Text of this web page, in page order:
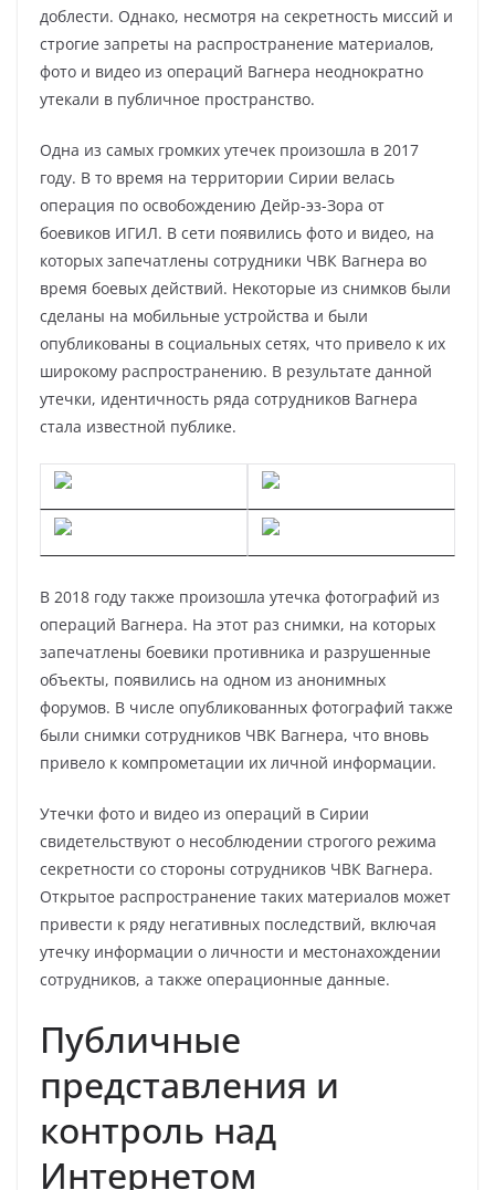
доблести. Однако, несмотря на секретность миссий и
строгие запреты на распространение материалов,
фото и видео из операций Вагнера неоднократно
утекали в публичное пространство.
Одна из самых громких утечек произошла в 2017
году. В то время на территории Сирии велась
операция по освобождению Дейр-эз-Зора от
боевиков ИГИЛ. В сети появились фото и видео, на
которых запечатлены сотрудники ЧВК Вагнера во
время боевых действий. Некоторые из снимков были
сделаны на мобильные устройства и были
опубликованы в социальных сетях, что привело к их
широкому распространению. В результате данной
утечки, идентичность ряда сотрудников Вагнера
стала известной публике.
В 2018 году также произошла утечка фотографий из
операций Вагнера. На этот раз снимки, на которых
запечатлены боевики противника и разрушенные
объекты, появились на одном из анонимных
форумов. В числе опубликованных фотографий также
были снимки сотрудников ЧВК Вагнера, что вновь
привело к компрометации их личной информации.
Утечки фото и видео из операций в Сирии
свидетельствуют о несоблюдении строгого режима
секретности со стороны сотрудников ЧВК Вагнера.
Открытое распространение таких материалов может
привести к ряду негативных последствий, включая
утечку информации о личности и местонахождении
сотрудников, а также операционные данные.
Публичные
представления и
контроль над
Интернетом